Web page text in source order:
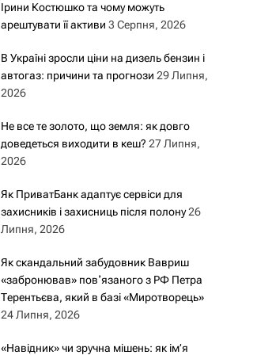
Ірини Костюшко та чому можуть
арештувати її активи 3 Серпня, 2026
В Україні зросли ціни на дизель бензин і
автогаз: причини та прогнози 29 Липня,
2026
Не все те золото, що земля: як довго
доведеться виходити в кеш? 27 Липня,
2026
Як ПриватБанк адаптує сервіси для
захисників і захисниць після полону 26
Липня, 2026
Як скандальний забудовник Вавриш
«забронював» повʼязаного з РФ Петра
Терентьєва, який в базі «Миротворець»
24 Липня, 2026
«Навідник» чи зручна мішень: як ім’я